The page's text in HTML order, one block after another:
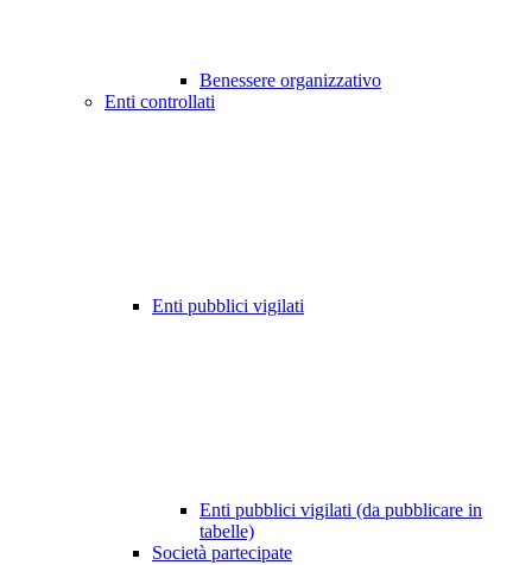
Benessere organizzativo
Enti controllati
Enti pubblici vigilati
Enti pubblici vigilati (da pubblicare in
tabelle)
Società partecipate